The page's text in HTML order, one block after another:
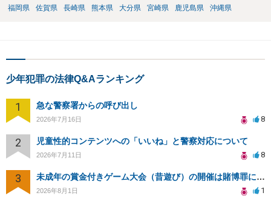
福岡県
佐賀県 長崎県 熊本県 大分県 宮崎県 鹿児島県 沖縄県
少年犯罪の法律Q&Aランキング
1 急な警察署からの呼び出し
2026年7月16日 8
2 児童性的コンテンツへの「いいね」と警察対応について
2026年7月11日 8
3 未成年の賞金付きゲーム大会（昔遊び）の開催は賭博罪になりますか？
2026年8月1日 1